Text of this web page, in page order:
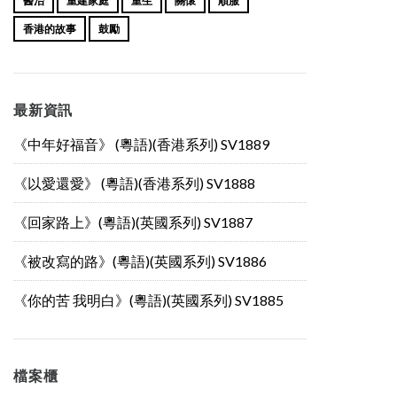
香港的故事 鼓勵
最新資訊
《中年好福音》 (粵語)(香港系列) SV1889
《以愛還愛》 (粵語)(香港系列) SV1888
《回家路上》(粵語)(英國系列) SV1887
《被改寫的路》(粵語)(英國系列) SV1886
《你的苦 我明白》(粵語)(英國系列) SV1885
檔案櫃